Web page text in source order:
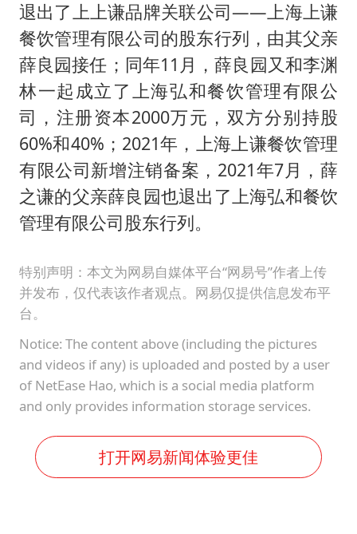
退出了上上谦品牌关联公司——上海上谦
餐饮管理有限公司的股东行列，由其父亲
薛良园接任；同年11月，薛良园又和李渊
林一起成立了上海弘和餐饮管理有限公
司，注册资本2000万元，双方分别持股
60%和40%；2021年，上海上谦餐饮管理
有限公司新增注销备案，2021年7月，薛
之谦的父亲薛良园也退出了上海弘和餐饮
管理有限公司股东行列。
特别声明：本文为网易自媒体平台“网易号”作者上传
并发布，仅代表该作者观点。网易仅提供信息发布平
台。
Notice: The content above (including the pictures
and videos if any) is uploaded and posted by a user
of NetEase Hao, which is a social media platform
and only provides information storage services.
打开网易新闻体验更佳